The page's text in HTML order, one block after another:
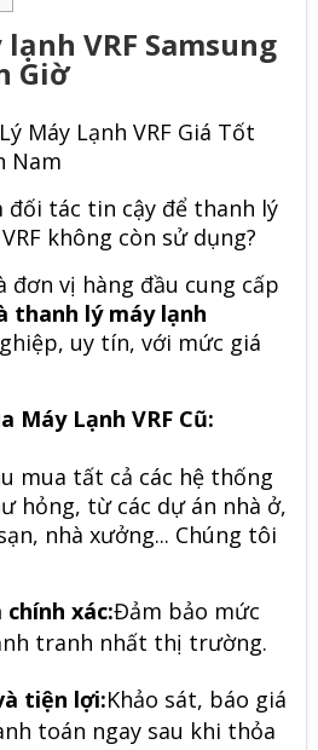
VRF Samsung
Giờ
Máy Lạnh VRF Giá Tốt
Nam
đối tác tin cậy để thanh lý
không còn sử dụng?
đơn vị hàng đầu cung cấp
thanh lý máy lạnh
uy tín, với mức giá
Máy Lạnh VRF Cũ:
mua tất cả các hệ thống
hỏng, từ các dự án nhà ở,
nhà xưởng... Chúng tôi
xác:Đảm bảo mức
tranh nhất thị trường.
tiện lợi:Khảo sát, báo giá
toán ngay sau khi thỏa